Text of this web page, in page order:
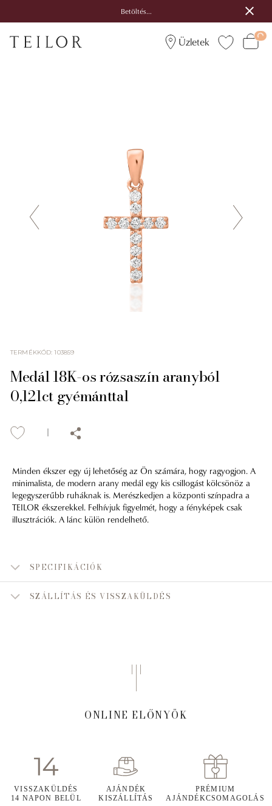
Betöltés...
Üzletek
TERMÉKKÓD:103859
Medál 18K-os rózsaszín aranyból
0,121ct gyémánttal
Minden ékszer egy új lehetőség az Ön számára, hogy ragyogjon. A
minimalista, de modern arany medál egy kis csillogást kölcsönöz a
legegyszerűbb ruháknak is. Merészkedjen a központi színpadra a
TEILOR ékszerekkel. Felhívjuk figyelmét, hogy a fényképek csak
illusztrációk. A lánc külön rendelhető.
SPECIFIKÁCIÓK
SZÁLLÍTÁS ÉS VISSZAKÜLDÉS
ONLINE ELŐNYÖK
VISSZAKÜLDÉS
14 NAPON BELÜL
AJÁNDÉK
KISZÁLLÍTÁS
PRÉMIUM
AJÁNDÉKCSOMAGOLÁS